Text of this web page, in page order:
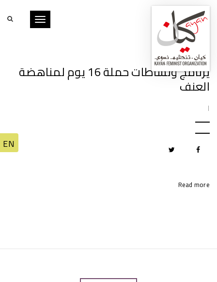
Toggle
navigation
يرنامج ونشاطات حملة 16 يوم لمناهضة
العنف
|
Read more